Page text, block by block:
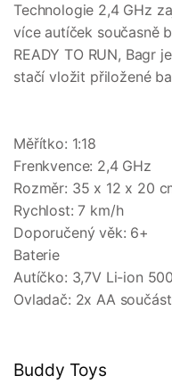
Technologie 2,4 GHz
více autíček současně
READY TO RUN, Bagr
stačí vložit přiložené
Měřítko: 1:18
Frenkvence: 2,4 GHz
Rozměr: 35 x 12 x 20
Rychlost: 7 km/h
Doporučený věk: 6+
Baterie
Autíčko: 3,7V Li-ion
Ovladač: 2x AA
Buddy Toys